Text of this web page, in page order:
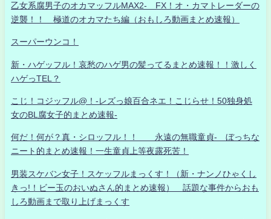
乙女系腐男子のオカマッフルMAX2- FX！オ・カマトレーダーの
逆襲！！ 極道のオカマたち編（おもしろ動画まとめ速報）
スーパーウンコ！
新・ハゲッフル！哀愁のハゲ男の髪ってるまとめ速報！！激しく
ハゲっTEL？
こじ！コジッフル@！-レズっ娘百合ネエ！こじらせ！50独身処
女のBL腐女子的まとめ速報-
何だ！何が？真・シロッフル！！ 永遠の無職童貞- ぼっちな
ニート的まとめ速報！一生童貞上等夜露死苦！
男装スケバン女子！スケッフルまっくす！（新・ナンノひゃくし
きっ!！ビー玉のおいぬさん的まとめ速報） 話題な事件からおも
しろ動画まで取り上げまっくす